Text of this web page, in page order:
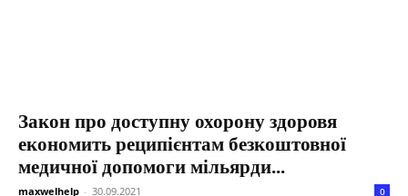
Закон про доступну охорону здоровя
економить реципієнтам безкоштовної
медичної допомоги мільярди...
maxwelhelp - 30.09.2021 0